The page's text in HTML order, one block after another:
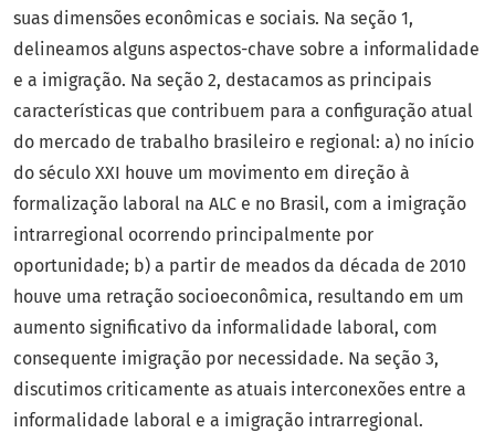
suas dimensões econômicas e sociais. Na seção 1,
delineamos alguns aspectos-chave sobre a informalidade
e a imigração. Na seção 2, destacamos as principais
características que contribuem para a configuração atual
do mercado de trabalho brasileiro e regional: a) no início
do século XXI houve um movimento em direção à
formalização laboral na ALC e no Brasil, com a imigração
intrarregional ocorrendo principalmente por
oportunidade; b) a partir de meados da década de 2010
houve uma retração socioeconômica, resultando em um
aumento significativo da informalidade laboral, com
consequente imigração por necessidade. Na seção 3,
discutimos criticamente as atuais interconexões entre a
informalidade laboral e a imigração intrarregional.